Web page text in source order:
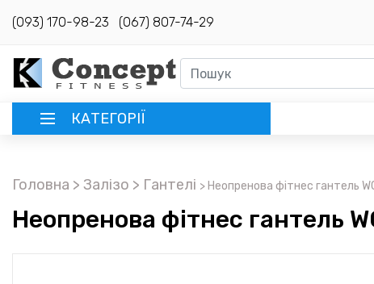
(093) 170-98-23 (067) 807-74-29
КАТЕГОРІЇ
ГОЛОВНА
Головна > Залізо > Гантелі > Неопренова фітнес гантель
Неопренова фітнес гантель